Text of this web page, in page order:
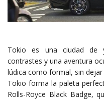
Tokio es una ciudad de
contrastes y una aventura
lúdica como formal, sin
Tokio forma la paleta
Rolls-Royce Black Badge,